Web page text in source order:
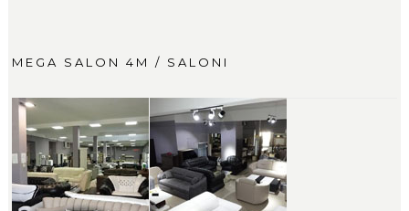
MEGA SALON 4M / SALONI